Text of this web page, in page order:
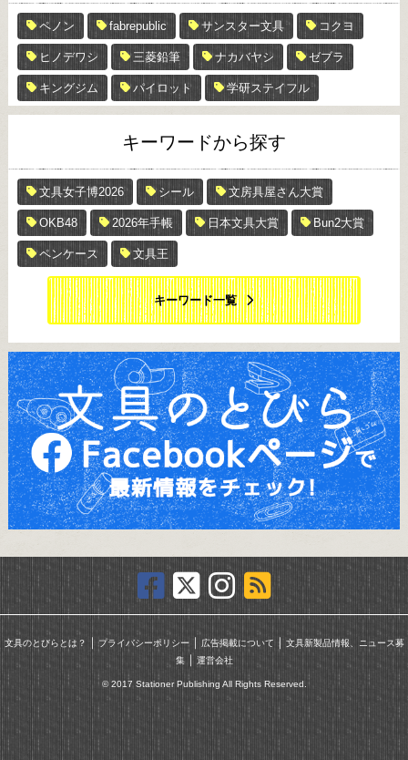
ペノン fabrepublic サンスター文具 コクヨ
ヒノデワシ 三菱鉛筆 ナカバヤシ ゼブラ
キングジム パイロット 学研ステイフル
キーワードから探す
文具女子博2026 シール 文房具屋さん大賞
OKB48 2026年手帳 日本文具大賞 Bun2大賞
ペンケース 文具王
キーワード一覧
文具のとびらとは？ ｜ プライバシーポリシー｜ 広告掲載について ｜ 文具新製品情報、ニュース募
集｜ 運営会社
© 2017 Stationer Publishing All Rights Reserved.